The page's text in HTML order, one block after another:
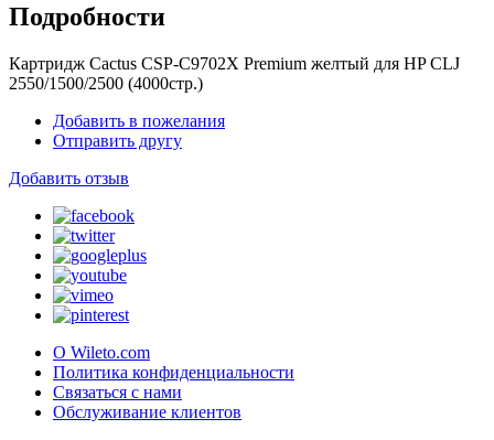
Подробности
Картридж Cactus CSP-C9702X Premium желтый для HP CLJ
2550/1500/2500 (4000стр.)
Добавить в пожелания
Отправить другу
Добавить отзыв
О Wileto.com
Политика конфиденциальности
Связаться с нами
Обслуживание клиентов